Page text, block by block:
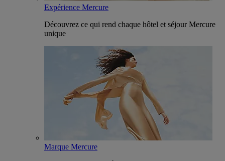
Expérience Mercure
Découvrez ce qui rend chaque hôtel et séjour Mercure
unique
Marque Mercure